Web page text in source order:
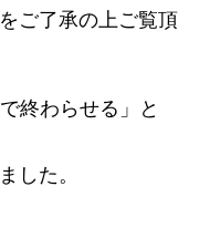
ご了承の上ご覧頂
終わらせる」と
した。